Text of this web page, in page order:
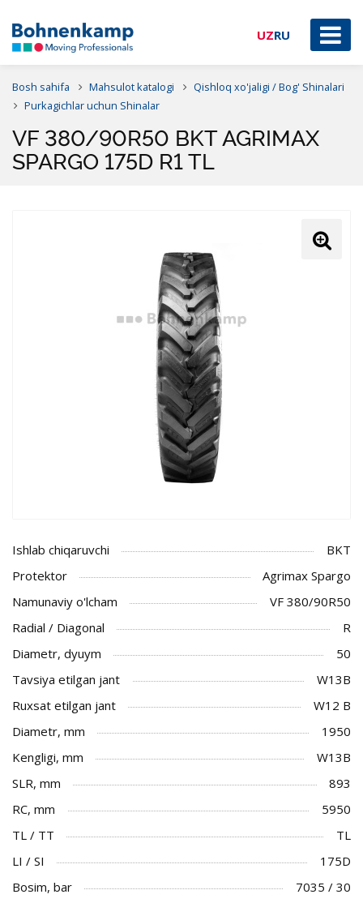
UZRU
Bosh sahifa Mahsulot katalogi
Qishloq xo'jaligi / Bog' Shinalari
Purkagichlar uchun Shinalar
VF 380/90R50 BKT AGRIMAX
SPARGO 175D R1 TL
Ishlab chiqaruvchi
BKT
Protektor
Agrimax Spargo
Namunaviy o'lcham
VF 380/90R50
Radial / Diagonal
R
Diametr, dyuym
50
Tavsiya etilgan jant
W13B
Ruxsat etilgan jant
W12 B
Diametr, mm
1950
Kengligi, mm
W13B
SLR, mm
893
RC, mm
5950
TL / TT
TL
LI / SI
175D
Bosim, bar
7035 / 30